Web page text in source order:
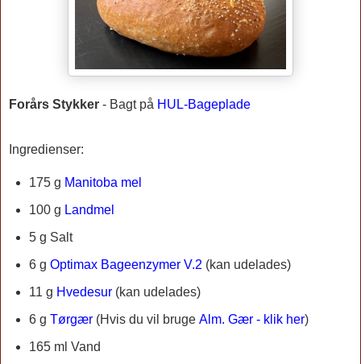
Forårs Stykker - Bagt på HUL-Bageplade
Ingredienser:
175 g Manitoba mel
100 g Landmel
5 g Salt
6 g Optimax Bageenzymer V.2 (kan udelades)
11 g Hvedesur (kan udelades)
6 g Tørgær (Hvis du vil bruge Alm. Gær - klik her)
165 ml Vand